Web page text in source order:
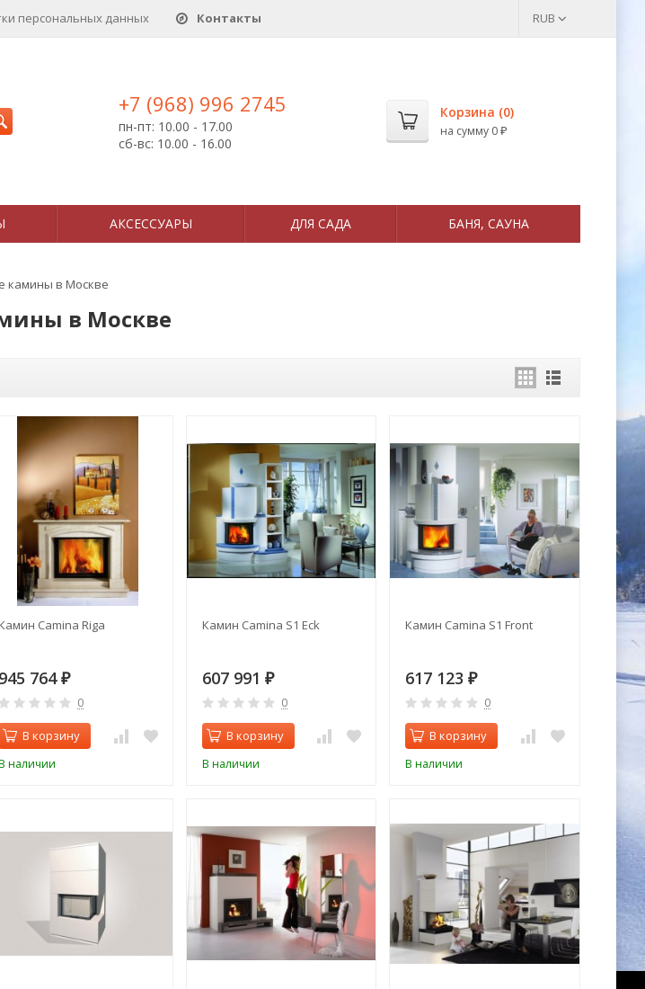
персональных данныx Контакты RUB
+7 (968) 996 2745
пн-пт: 10.00 - 17.00
сб-вс: 10.00 - 16.00
Корзина (0)
на сумму 0 ₽
АКСЕССУАРЫ ДЛЯ САДА БАНЯ, САУНА
камины в Москве
в Москве
Камин Camina Riga
945 764₽
0
В корзину
наличии
Камин Camina S1 Eck
607 991 ₽
0
В корзину
В наличии
Камин Camina S1 Front
617 123₽
0
В корзину
В наличии